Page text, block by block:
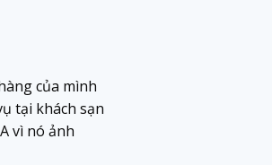
của mình
tại khách sạn
vì nó ảnh